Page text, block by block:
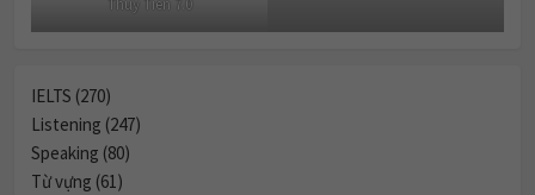
Thuy Tien 7.0
IELTS (270)
Listening (247)
Speaking (80)
Từ vựng (61)